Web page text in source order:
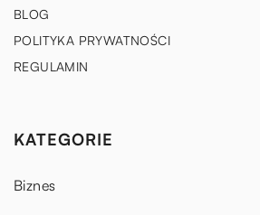
BLOG
POLITYKA PRYWATNOŚCI
REGULAMIN
KATEGORIE
Biznes